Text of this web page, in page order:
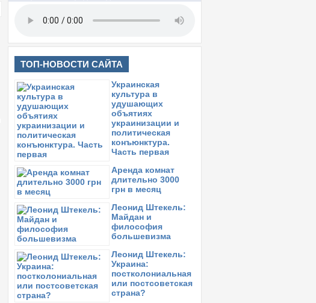
ТОП-НОВОСТИ САЙТА
Украинская
культура в
удушающих
объятиях
украинизации и
политическая
конъюнктура.
Часть первая
Аренда комнат
длительно 3000
грн в месяц
Леонид Штекель:
Майдан и
философия
большевизма
Леонид Штекель:
Украина:
постколониальная
или постсоветская
страна?